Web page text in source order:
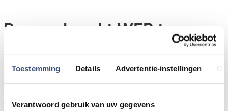
Toestemming Details Advertentie-instellingen
Verantwoord gebruik van uw gegevens
Rommelmarkt WFB te
zaterdag 10-05-2008 om 08:00 uur
Op zaterdag 10 mei 2008 organiseert v.v. W.F.B. te